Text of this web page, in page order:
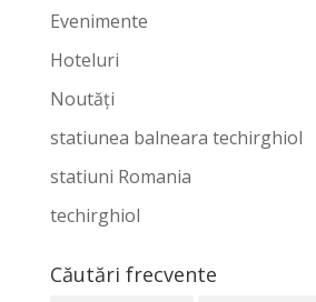
Evenimente
Hoteluri
Noutăți
statiunea balneara techirghiol
statiuni Romania
techirghiol
Căutări frecvente